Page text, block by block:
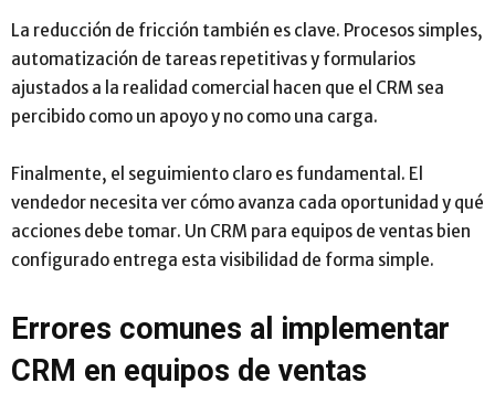
La reducción de fricción también es clave. Procesos simples,
automatización de tareas repetitivas y formularios
ajustados a la realidad comercial hacen que el CRM sea
percibido como un apoyo y no como una carga.
Finalmente, el seguimiento claro es fundamental. El
vendedor necesita ver cómo avanza cada oportunidad y qué
acciones debe tomar. Un CRM para equipos de ventas bien
configurado entrega esta visibilidad de forma simple.
Errores comunes al implementar
CRM en equipos de ventas